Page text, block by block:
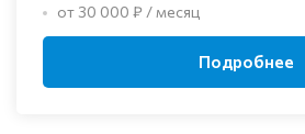
от 30 000 ₽ / месяц
Подробнее